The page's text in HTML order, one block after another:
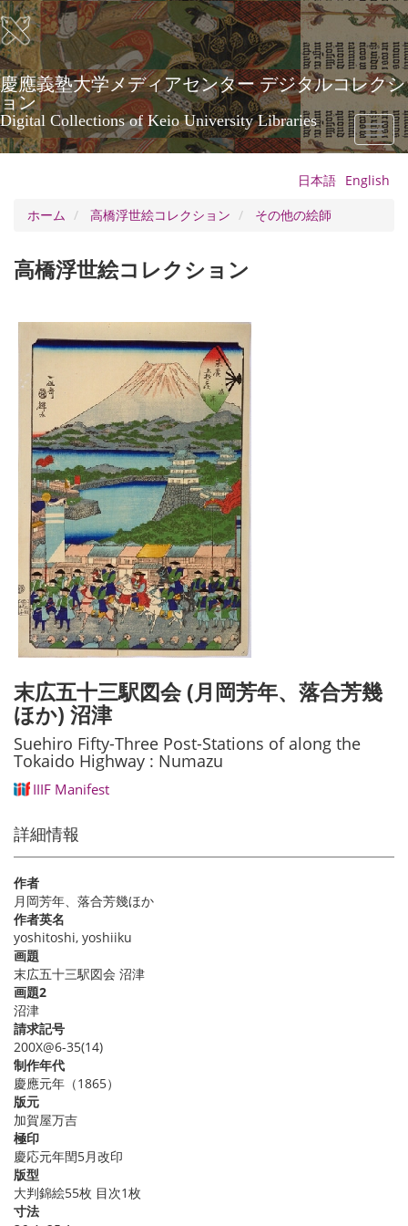
メ
イ
ン
コ
ン
テ
ン
ツ
に
慶應義塾大学メディアセンター デジタルコレクシ
ョン
Digital Collections of Keio University Libraries
Toggle
日本語 English
ホーム
高橋浮世絵コレクション その他の絵師
高橋浮世絵コレクション
末広五十三駅図会 (月岡芳年、落合芳幾
ほか) 沼津
Suehiro Fifty-Three Post-Stations of along the
Tokaido Highway : Numazu
IIIF Manifest
詳細情報
作者
月岡芳年、落合芳幾ほか
作者英名
yoshitoshi, yoshiiku
画題
末広五十三駅図会 沼津
画題2
沼津
請求記号
200X@6-35(14)
制作年代
慶應元年（1865）
版元
加賀屋万吉
極印
慶応元年閏5月改印
版型
大判錦絵55枚 目次1枚
寸法